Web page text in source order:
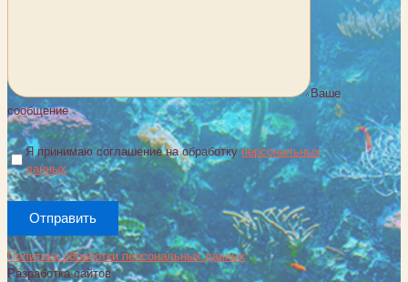
Ваше
сообщение
Я принимаю соглашение на обработкуперсональных
данных
Политика обработки персональных данных
Разработка сайтов